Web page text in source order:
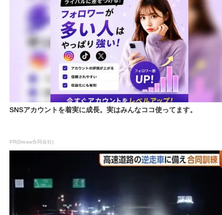
SNSアカウントを着実に成長。実はみんなココ使ってます。
PR(Dreaw合同会社)